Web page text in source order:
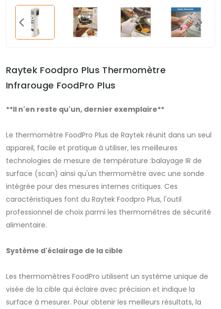
Raytek Foodpro Plus Thermomètre
Infrarouge FoodPro Plus
**Il n'en reste qu'un, dernier exemplaire**
Le thermomètre FoodPro Plus de Raytek réunit dans un seul
appareil, facile et pratique à utiliser, les meilleures
technologies de mesure de température :balayage IR de
surface (scan) ainsi qu'un thermomètre avec une sonde
intégrée pour des mesures internes critiques. Ces
caractéristiques font du Raytek Foodpro Plus, l'outil
professionnel de choix parmi les thermomètres de sécurité
alimentaire.
Système d'éclairage de la cible
Les thermomètres FoodPro utilisent un système unique de
visée de la cible qui éclaire avec précision et indique la
surface à mesurer. Pour obtenir les meilleurs résultats, la